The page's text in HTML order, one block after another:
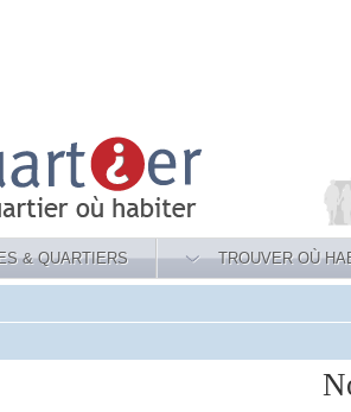
& QUARTIERS TROUVER OÙ